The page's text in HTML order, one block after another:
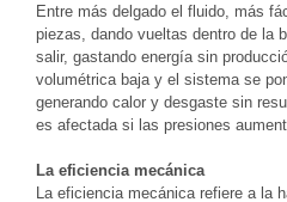
Entre más delgado el fluido, más
piezas, dando vueltas dentro de la
salir, gastando energía sin
volumétrica baja y el sistema se
generando calor y desgaste sin
es afectada si las presiones
La eficiencia mecánica
La eficiencia mecánica refiere a la